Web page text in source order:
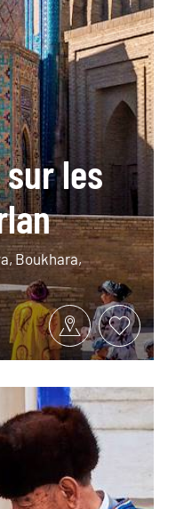
les
Boukhara,